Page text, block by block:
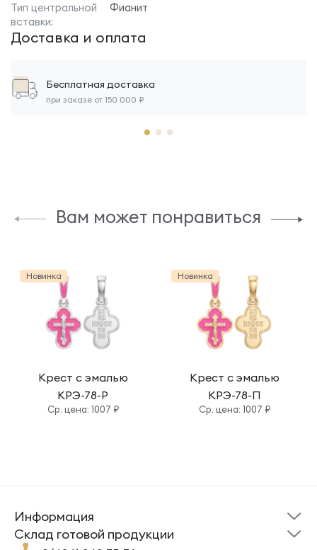
Тип центральной
вставки:
Фианит
Доставка и оплата
Бесплатная доставка
при заказе от 150 000 ₽
Вам может понравиться
Новинка
Крест с эмалью
КРЭ-78-Р
Cр. цена: 1007 ₽
Новинка
Крест с эмалью
КРЭ-78-П
Cр. цена: 1007 ₽
Информация
Склад готовой
продукции
Помощь
Cклад готовой продукции
Кресты Ложки